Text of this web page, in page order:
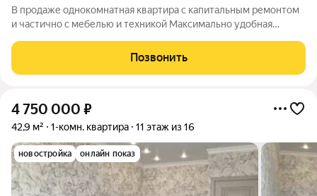
В продаже однокомнатная квартира с капитальным ремонтом
и частично с мебелью и техникой Максимально удобная
комната 14 кв.м. + большая обустроенная гардеробная. В
шаговой доступности от дома школа
Позвонить
4 750 000 ₽
42,9 м² 1-комн. квартира 11 этаж из 16
новостройка онлайн показ